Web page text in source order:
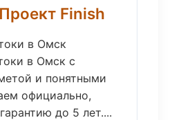
Finish
в Омск
в Омск с
и понятными
официально,
до 5 лет....